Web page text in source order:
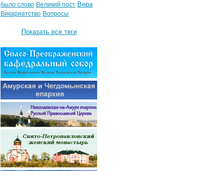
было слово Великий пост Вера
Викариатство Вопросы
Показать все теги